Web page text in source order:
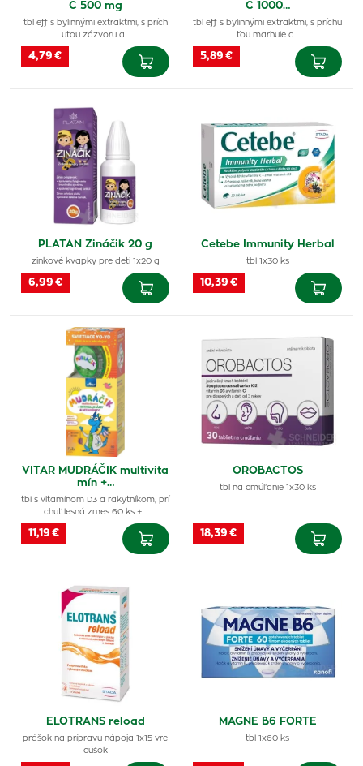
C 500 mg
tbl eff s bylinnými extraktmi, s prích
uťou zázvoru a…
4,79 €
C 1000…
tbl eff s bylinnými extraktmi, s príchu
ťou marhule a…
5,89 €
PLATAN Zináčik 20 g
zinkové kvapky pre deti 1x20 g
6,99 €
Cetebe Immunity Herbal
tbl 1x30 ks
10,39 €
VITAR MUDRÁČIK multivita
mín +…
tbl s vitamínom D3 a rakytníkom, prí
chuť lesná zmes 60 ks +…
11,19 €
OROBACTOS
tbl na cmúľanie 1x30 ks
18,39 €
ELOTRANS reload
prášok na prípravu nápoja 1x15 vre
cúšok
MAGNE B6 FORTE
tbl 1x60 ks